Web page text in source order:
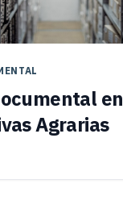
en
Agrarias